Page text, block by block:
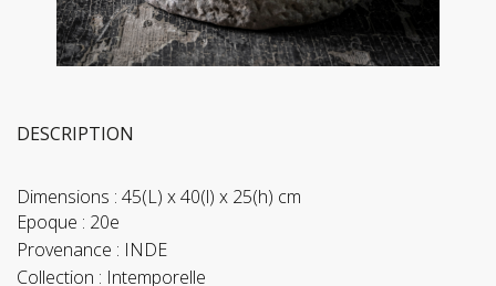
DESCRIPTION
Dimensions : 45(L) x 40(l) x 25(h) cm
Epoque : 20e
Provenance : INDE
Collection : Intemporelle